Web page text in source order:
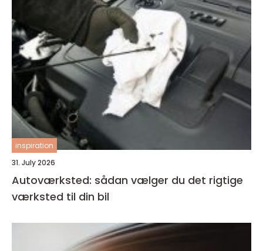
inspiration
31. July 2026
Autoværksted: sådan vælger du det rigtige
værksted til din bil